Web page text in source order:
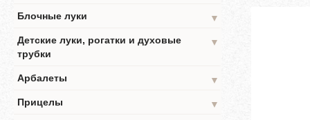
Блочные луки
▼
Детские луки, рогатки и духовые
трубки
▼
Арбалеты
▼
Прицелы
▼